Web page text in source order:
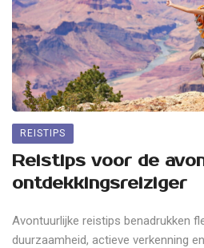
REISTIPS
Reistips voor de
ontdekkingsreiziger
Avontuurlijke reistips benadrukken
duurzaamheid, actieve verkenning